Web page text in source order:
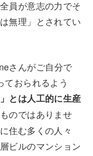
員が意志の力でそ
無理」とされてい
さんがご自分で
ておられるよう
とは人工的に生産
のではありませ
住む多くの人々
ビルのマンション